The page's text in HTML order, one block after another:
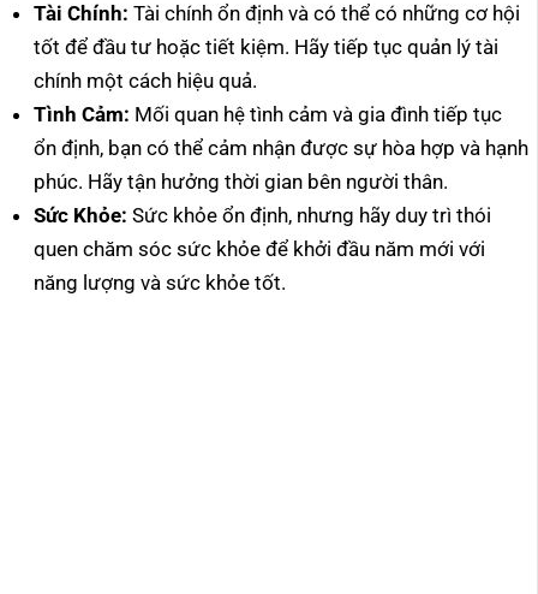
Tài Chính: Tài chính ổn định và có thể có những cơ hội
tốt để đầu tư hoặc tiết kiệm. Hãy tiếp tục quản lý tài
chính một cách hiệu quả.
Tình Cảm: Mối quan hệ tình cảm và gia đình tiếp tục
ổn định, bạn có thể cảm nhận được sự hòa hợp và hạnh
phúc. Hãy tận hưởng thời gian bên người thân.
Sức Khỏe: Sức khỏe ổn định, nhưng hãy duy trì thói
quen chăm sóc sức khỏe để khởi đầu năm mới với
năng lượng và sức khỏe tốt.